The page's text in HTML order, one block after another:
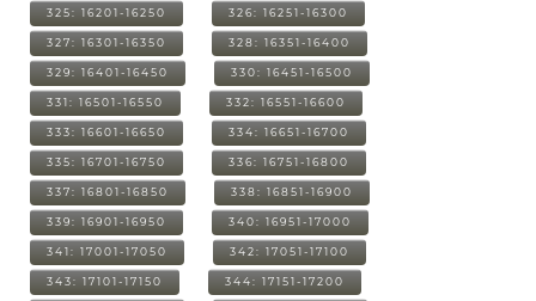
325: 16201-16250 326: 16251-16300
327: 16301-16350 328: 16351-16400
329: 16401-16450 330: 16451-16500
331: 16501-16550 332: 16551-16600
333: 16601-16650 334: 16651-16700
335: 16701-16750 336: 16751-16800
337: 16801-16850 338: 16851-16900
339: 16901-16950 340: 16951-17000
341: 17001-17050 342: 17051-17100
343: 17101-17150 344: 17151-17200